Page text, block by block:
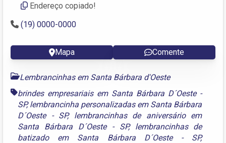
Endereço copiado!
(19) 0000-0000
Mapa Comente
Lembrancinhas em Santa Bárbara d'Oeste
brindes empresariais em Santa Bárbara D´Oeste -
SP,lembrancinha personalizadas em Santa Bárbara
D´Oeste - SP, lembrancinhas de aniversário em
Santa Bárbara D´Oeste - SP, lembrancinhas de
batizado em Santa Bárbara D´Oeste - SP,